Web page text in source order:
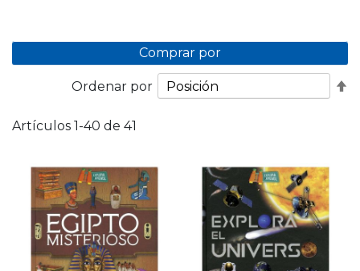
Artículos 1-40 de 41
Ordenar por
Comprar por